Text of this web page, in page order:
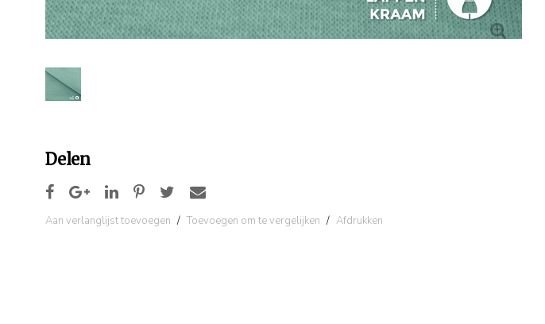
Delen
Aan verlanglijst toevoegen / Toevoegen om te vergelijken / Afdrukken